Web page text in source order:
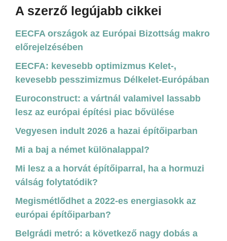
A szerző legújabb cikkei
EECFA országok az Európai Bizottság makro
előrejelzésében
EECFA: kevesebb optimizmus Kelet-,
kevesebb pesszimizmus Délkelet-Európában
Euroconstruct: a vártnál valamivel lassabb
lesz az európai építési piac bővülése
Vegyesen indult 2026 a hazai építőiparban
Mi a baj a német különalappal?
Mi lesz a a horvát építőiparral, ha a hormuzi
válság folytatódik?
Megismétlődhet a 2022-es energiasokk az
európai építőiparban?
Belgrádi metró: a következő nagy dobás a